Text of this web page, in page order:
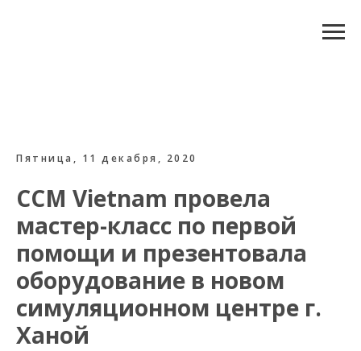
Пятница, 11 декабря, 2020
CCM Vietnam провела
мастер-класс по первой
помощи и презентовала
оборудование в новом
симуляционном центре г.
Ханой